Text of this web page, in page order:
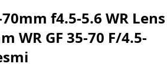
f4.5-5.6 WR Lens
WR GF 35-70 F/4.5-